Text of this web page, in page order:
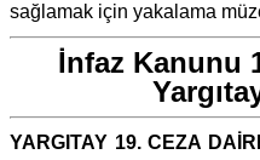
sağlamak için yakalama
İnfaz Kanunu
YARGITAY 19. CEZA